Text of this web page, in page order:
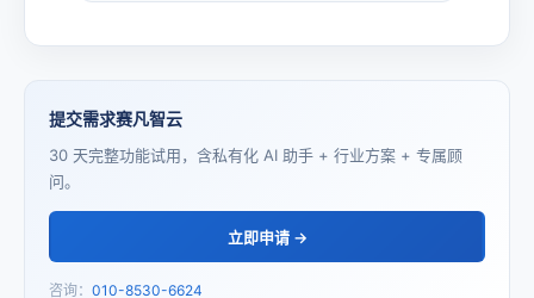
提交需求赛凡智云
30 天完整功能试用，含私有化 AI 助手 + 行业方案 + 专属顾
问。
立即申请 →
咨询： 010-8530-6624